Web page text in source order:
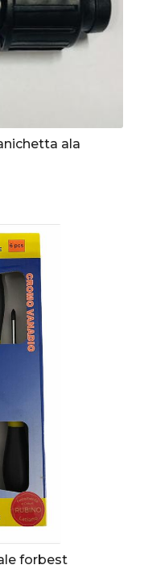
ala
forbest